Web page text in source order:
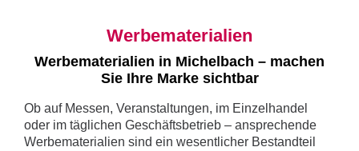
Werbematerialien
Werbematerialien in Michelbach – machen
Sie Ihre Marke sichtbar
Ob auf Messen, Veranstaltungen, im Einzelhandel
oder im täglichen Geschäftsbetrieb – ansprechende
Werbematerialien sind ein wesentlicher Bestandteil